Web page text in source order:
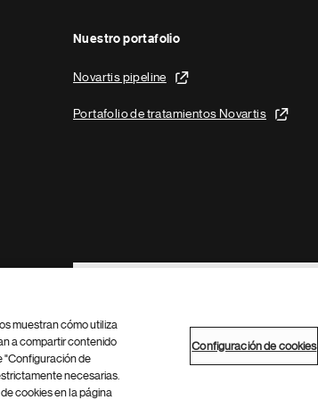
Nuestro portafolio
Novartis pipeline
Portafolio de tratamientos Novartis
Footer Site Search
cookies Mapa del sitio
muestran cómo utiliza
a compartir contenido
"Configuración de
necesarias.
cookies en la página
Configuración de cookies